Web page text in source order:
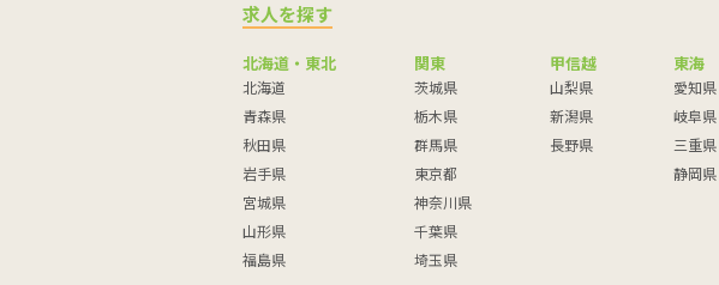
求人を探す
北海道・東北
北海道
青森県
秋田県
岩手県
宮城県
山形県
福島県
関東
茨城県
栃木県
群馬県
東京都
神奈川県
千葉県
埼玉県
甲信越
山梨県
新潟県
長野県
東海
愛知県
岐阜県
三重県
静岡県